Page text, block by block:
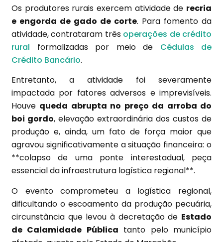
Os produtores rurais exercem atividade de recria
e engorda de gado de corte. Para fomento da
atividade, contrataram três operações de crédito
rural formalizadas por meio de Cédulas de
Crédito Bancário.
Entretanto, a atividade foi severamente
impactada por fatores adversos e imprevisíveis.
Houve queda abrupta no preço da arroba do
boi gordo, elevação extraordinária dos custos de
produção e, ainda, um fato de força maior que
agravou significativamente a situação financeira: o
**colapso de uma ponte interestadual, peça
essencial da infraestrutura logística regional**.
O evento comprometeu a logística regional,
dificultando o escoamento da produção pecuária,
circunstância que levou à decretação de Estado
de Calamidade Pública tanto pelo município